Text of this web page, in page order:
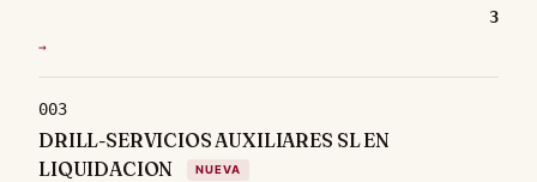
3
→
003
DRILL-SERVICIOS AUXILIARES SL EN
LIQUIDACION
NUEVA